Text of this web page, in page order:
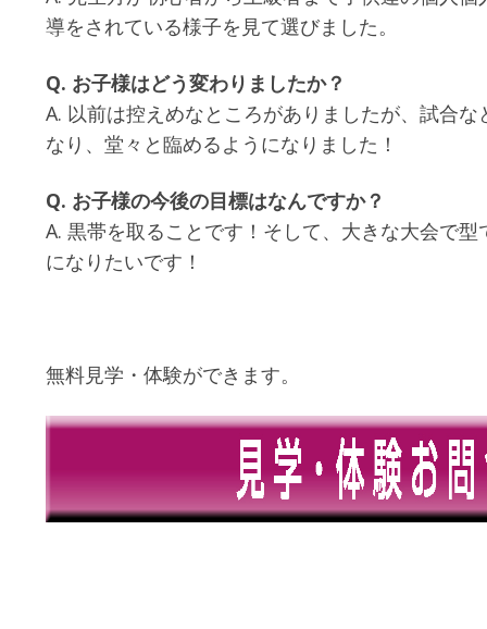
導をされている様子を見て選びました。
Q. お子様はどう変わりましたか？
A. 以前は控えめなところがありましたが、試合
なり、堂々と臨めるようになりました！
Q. お子様の今後の目標はなんですか？
A. 黒帯を取ることです！そして、大きな大会で
になりたいです！
無料見学・体験ができます。